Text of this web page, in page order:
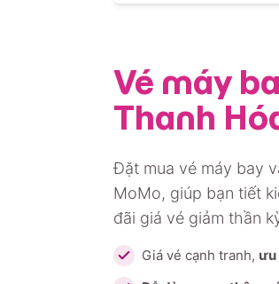
Vé máy
Thanh
Đặt mua vé máy bay
MoMo, giúp bạn tiết
đãi giá vé giảm thần
Giá vé cạnh tranh, ưu